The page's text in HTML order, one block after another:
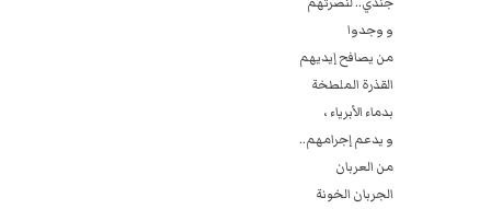
و‎ وجدوا
من يصافح إيديهم ‏
القذرة الملطخة
بدماء الأبرياء ، ‏
و يدعم إجرامهم..‏
من العربان ‏
الجربان الخونة